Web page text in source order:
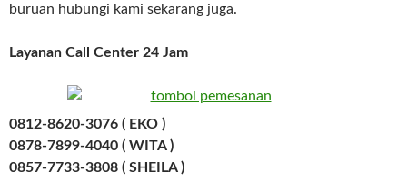
buruan hubungi kami sekarang juga.
Layanan Call Center 24 Jam
0812-8620-3076 ( EKO )
0878-7899-4040 ( WITA )
0857-7733-3808 ( SHEILA )